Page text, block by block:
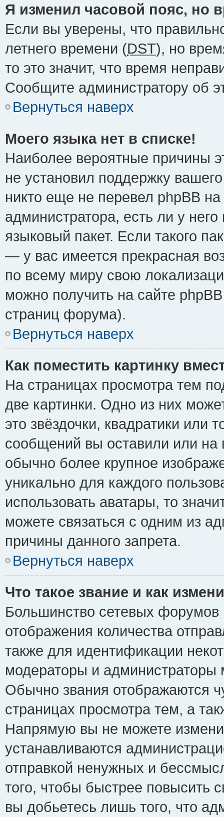
Я изменил часовой пояс, но
Если вы уверены, что
летнего времени (DST), но
то это значит, что время
Сообщите администратору об
Вернуться наверх
Моего языка нет в списке!
Наиболее вероятные причины
не установил поддержку
никто еще не перевел phpBB
администратора, есть ли у
языковый пакет. Если такого
— у вас имеется прекрасная
по всему миру свою
можно получить на сайте
страниц форума).
Вернуться наверх
Как поместить картинку
На страницах просмотра тем
две картинки. Одно из них
это звёздочки, квадратики или
сообщений вы оставили или
обычно более крупное
уникально для каждого
использовать аватары, то
можете связаться с одним из
причины данного запрета.
Вернуться наверх
Что такое звание и как
Большинство сетевых форумов
отображения количества
также для идентификации
модераторы и администраторы
Обычно звания отображаются
страницах просмотра тем, а
Напрямую вы не можете
устанавливаются
отправкой ненужных и
того, чтобы быстрее повысить
вы добьетесь лишь того, что